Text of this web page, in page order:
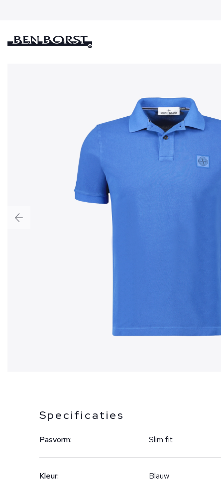
Specificaties
Pasvorm: Slim fit
Kleur: Blauw